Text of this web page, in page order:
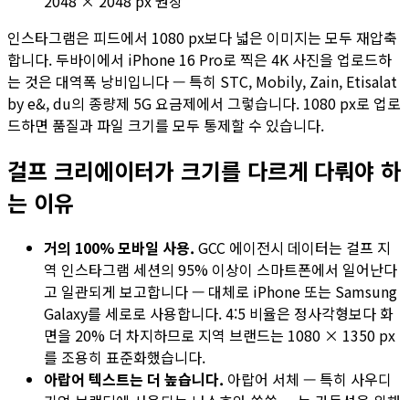
인스타그램은 피드에서 1080 px보다 넓은 이미지는 모두 재압축
합니다. 두바이에서 iPhone 16 Pro로 찍은 4K 사진을 업로드하
는 것은 대역폭 낭비입니다 — 특히 STC, Mobily, Zain, Etisalat
by e&, du의 종량제 5G 요금제에서 그렇습니다. 1080 px로 업로
드하면 품질과 파일 크기를 모두 통제할 수 있습니다.
걸프 크리에이터가 크기를 다르게 다뤄야 하
는 이유
거의 100% 모바일 사용. GCC 에이전시 데이터는 걸프 지
역 인스타그램 세션의 95% 이상이 스마트폰에서 일어난다
고 일관되게 보고합니다 — 대체로 iPhone 또는 Samsung
Galaxy를 세로로 사용합니다. 4:5 비율은 정사각형보다 화
면을 20% 더 차지하므로 지역 브랜드는 1080 × 1350 px
를 조용히 표준화했습니다.
아랍어 텍스트는 더 높습니다. 아랍어 서체 — 특히 사우디